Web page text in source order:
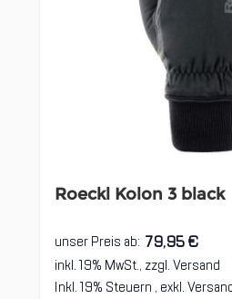
Roeckl Kolon 3 black
unser Preis ab: 79,95 €
inkl. 19% MwSt., zzgl.Versand
Inkl. 19% Steuern , exkl.